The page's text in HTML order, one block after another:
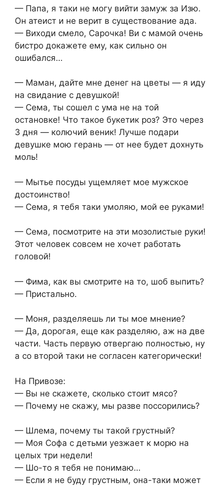
— Папа, я таки не могу вийти замуж за Изю.
Он атеист и не верит в существование ада.
— Виходи смело, Сарочка! Ви с мамой очень
бистро докажете ему, как сильно он
ошибался…
— Маман, дайте мне денег на цветы — я иду
на свидание с девушкой!
— Сема, ты сошел с ума не на той
остановке! Что такое букетик роз? Это через
3 дня — колючий веник! Лучше подари
девушке мою герань — от нее будет дохнуть
моль!
— Мытье посуды ущемляет мое мужское
достоинство!
— Сема, я тебя таки умоляю, мой ее руками!
— Сема, посмотрите на эти мозолистые руки!
Этот человек совсем не хочет работать
головой!
— Фима, как вы смотрите на то, шоб выпить?
— Пристально.
— Моня, разделяешь ли ты мое мнение?
— Да, дорогая, еще как разделяю, аж на две
части. Часть первую отвергаю полностью, ну
а со второй таки не согласен категорически!
На Привозе:
— Вы не скажете, сколько стоит мясо?
— Почему не скажу, мы разве поссорились?
— Шлема, почему ты такой грустный?
— Моя Софа с детьми уезжает к морю на
целых три недели!
— Шо-то я тебя не понимаю…
— Если я не буду грустным, она-таки может